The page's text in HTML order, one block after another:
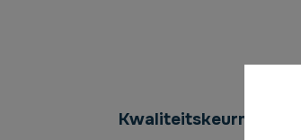
Kwaliteitskeurmerken